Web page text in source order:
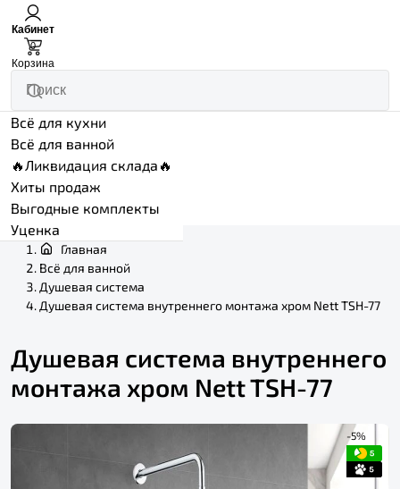
Кабинет
0
Корзина
Всё для кухни
Всё для ванной
🔥Ликвидация склада🔥
Хиты продаж
Выгодные комплекты
Уценка
Главная
Всё для ванной
Душевая система
Душевая система внутреннего монтажа хром Nett TSH-77
Душевая система внутреннего
монтажа хром Nett TSH-77
-5%